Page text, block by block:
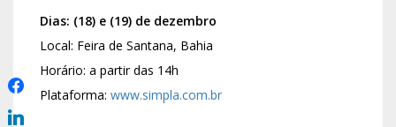
Dias: (18) e (19) de dezembro
Local: Feira de Santana, Bahia
Horário: a partir das 14h
Plataforma: www.simpla.com.br